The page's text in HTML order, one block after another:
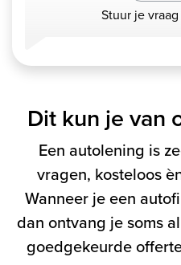
Stuur je
Dit kun je van
Een autolening is
vragen, kosteloos
Wanneer je een
dan ontvang je soms
goedgekeurde